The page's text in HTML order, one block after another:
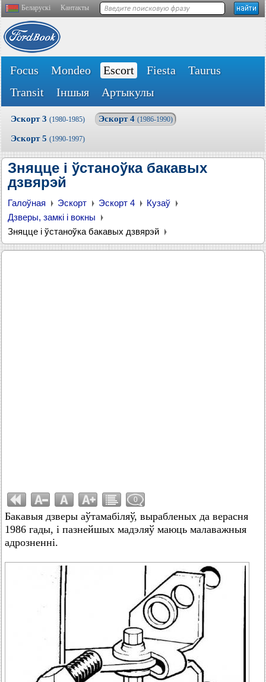
Беларускі Кантакты
Focus Mondeo Escort Fiesta
Taurus
Transit
Іншыя Артыкулы
Эскорт 3 (1980-1985) Эскорт 4 (1986-1990)
Эскорт 5 (1990-1997)
Зняцце і ўстаноўка бакавых
дзвярэй
Галоўная Эскорт Эскорт 4
Кузаў
Дзверы, замкі і вокны
Зняцце і ўстаноўка бакавых дзвярэй
0
Бакавыя дзверы аўтамабіляў, вырабленых да верасня
1986 гады, і пазнейшых мадэляў маюць малаважныя
адрозненні.